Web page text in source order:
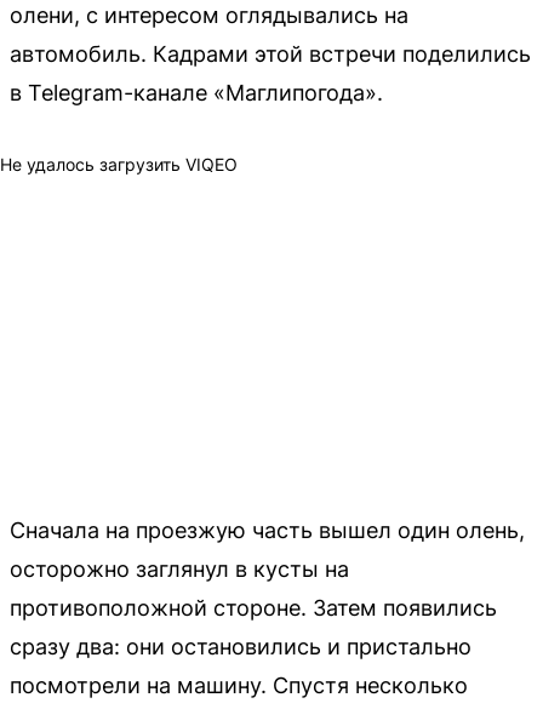
олени, с интересом оглядывались на
автомобиль. Кадрами этой встречи поделились
в Telegram-канале «Маглипогода».
Не удалось загрузить VIQEO
Сначала на проезжую часть вышел один олень,
осторожно заглянул в кусты на
противоположной стороне. Затем появились
сразу два: они остановились и пристально
посмотрели на машину. Спустя несколько